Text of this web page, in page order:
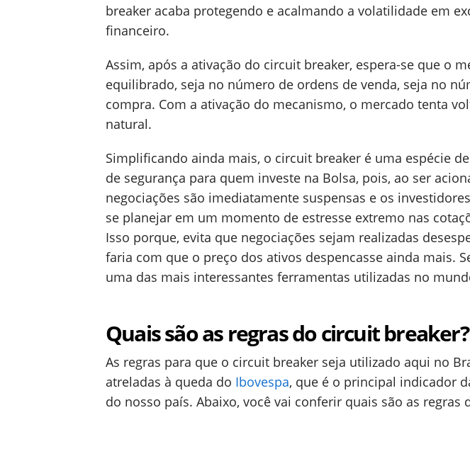
breaker acaba protegendo e acalmando a volatilidade em
financeiro.
Assim, após a ativação do circuit breaker, espera-se que o
equilibrado, seja no número de ordens de venda, seja no
compra. Com a ativação do mecanismo, o mercado tenta
natural.
Simplificando ainda mais, o circuit breaker é uma espécie
de segurança para quem investe na Bolsa, pois, ao ser
negociações são imediatamente suspensas e os
se planejar em um momento de estresse extremo nas
Isso porque, evita que negociações sejam realizadas
faria com que o preço dos ativos despencasse ainda mais.
uma das mais interessantes ferramentas utilizadas no
Quais são as regras do circuit breaker?
As regras para que o circuit breaker seja utilizado aqui no
atreladas à queda do Ibovespa, que é o principal indicador
do nosso país. Abaixo, você vai conferir quais são as regras